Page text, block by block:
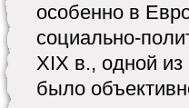
особенно в
социально-
XIX в., одной
было